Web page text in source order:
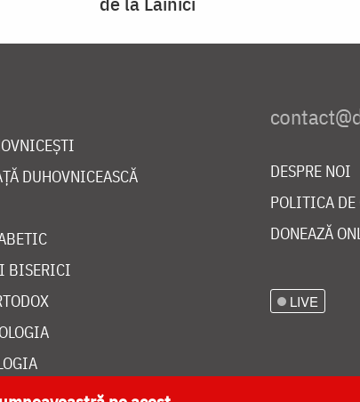
DUHOVNICEASCĂ
BISERICI
DESPRE NOI
POLITICA DE
DONEAZĂ
LIVE